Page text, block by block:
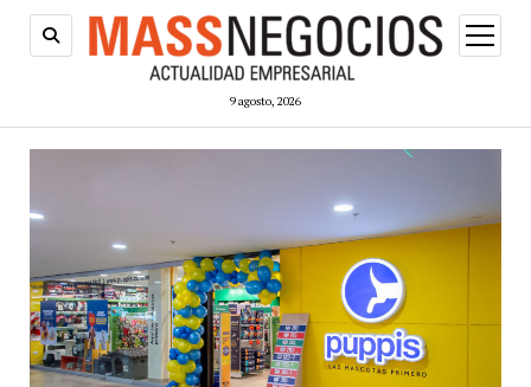
9 agosto, 2026
abrir
menú